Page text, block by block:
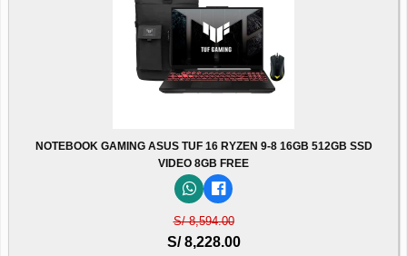
NOTEBOOK GAMING ASUS TUF 16 RYZEN 9-8 16GB 512GB SSD
VIDEO 8GB FREE
S/ 8,594.00
S/ 8,228.00